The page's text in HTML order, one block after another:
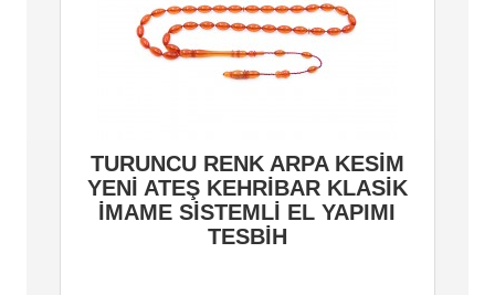
TURUNCU RENK ARPA KESİM
YENİ ATEŞ KEHRİBAR KLASİK
İMAME SİSTEMLİ EL YAPIMI
TESBİH